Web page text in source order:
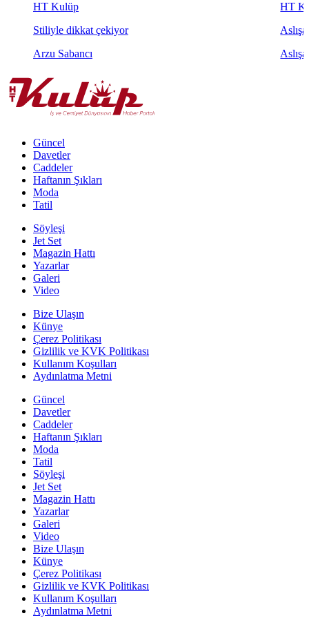
HT Kulüp
Stiliyle dikkat çekiyor
Arzu Sabancı
HT
Güncel
Davetler
Caddeler
Haftanın Şıkları
Moda
Tatil
Söyleşi
Jet Set
Magazin Hattı
Yazarlar
Galeri
Video
Bize Ulaşın
Künye
Çerez Politikası
Gizlilik ve KVK Politikası
Kullanım Koşulları
Aydınlatma Metni
Güncel
Davetler
Caddeler
Haftanın Şıkları
Moda
Tatil
Söyleşi
Jet Set
Magazin Hattı
Yazarlar
Galeri
Video
Bize Ulaşın
Künye
Çerez Politikası
Gizlilik ve KVK Politikası
Kullanım Koşulları
Aydınlatma Metni